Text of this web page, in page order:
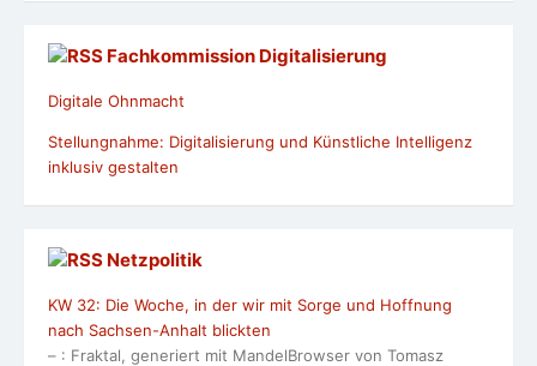
Fachkommission Digitalisierung
Digitale Ohnmacht
Stellungnahme: Digitalisierung und Künstliche Intelligenz
inklusiv gestalten
Netzpolitik
KW 32: Die Woche, in der wir mit Sorge und Hoffnung
nach Sachsen-Anhalt blickten
– : Fraktal, generiert mit MandelBrowser von Tomasz